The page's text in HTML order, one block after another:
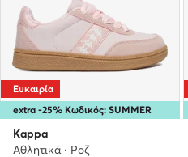
extra -25% Κωδικός: SUMMER
Ευκαιρία
Kappa
Αθλητικά · Ροζ